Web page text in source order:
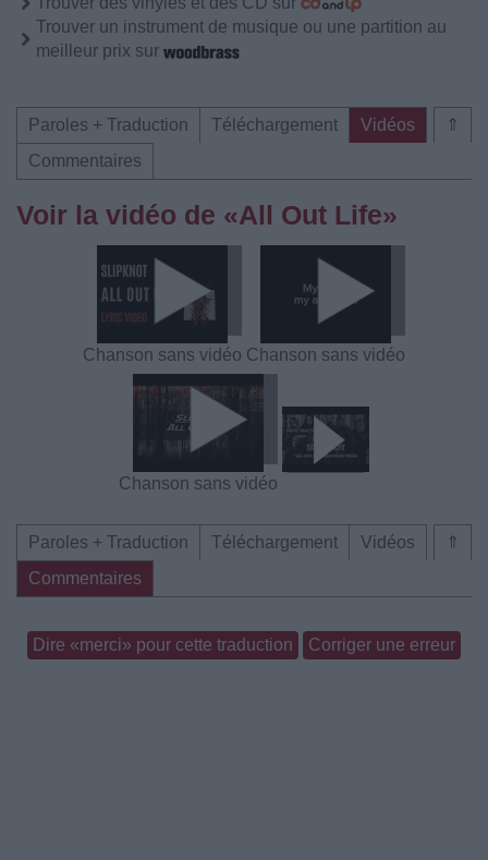
Trouver un instrument de musique ou une partition au
meilleur prix sur
⇑
Paroles + Traduction Téléchargement
Vidéos
Commentaires
Voir la vidéo de «All Out Life»
Chanson sans vidéo Chanson sans vidéo
Chanson sans vidéo
⇑
Paroles + Traduction Téléchargement
Vidéos
Commentaires
Dire «merci» pour cette traduction Corriger une erreur